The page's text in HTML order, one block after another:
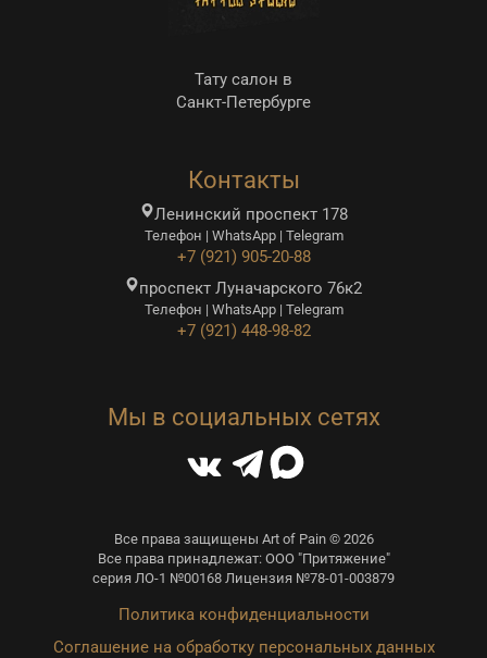
Тату салон в
Санкт-Петербурге
Контакты
Ленинский проспект 178
Телефон | WhatsApp | Telegram
+7 (921) 905-20-88
проспект Луначарского 76к2
Телефон | WhatsApp | Telegram
+7 (921) 448-98-82
Мы в социальных сетях
Все права защищены Art of Pain © 2026
Все права принадлежат: ООО "Притяжение"
серия ЛО-1 №00168 Лицензия №78-01-003879
Политика конфиденциальности
Соглашение на обработку персональных данных